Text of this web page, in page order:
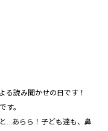
る読み聞かせの日です！
す。
…あらら！子ども達も、鼻